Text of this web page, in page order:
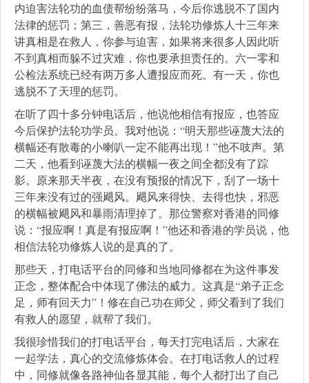
内迫害法轮功的血债帮纷纷落马，今后你逃脱不了国内
法律的惩罚；第三，善恶有报，法轮功修炼人十三年来
讲真相是在救人，你参与迫害，如果将来很多人因此听
不到真相而躲不过灾难，你也要承担责任的。六一零和
公检法系统已经有两万多人遭报应而死。有一天，你也
逃脱不了天理的惩罚。
在听了四十多分钟电话后，他说他相信有报应，也答应
今后保护法轮功学员。我对他说：“明天那些诬蔑大法的
横幅还有散毒的小喇叭一定不能再出现！”他不吱声。第
二天，他看到诬蔑大法的横幅一夜之间全都没有了踪
影。原来那天半夜，在没有预报的情况下，刮了一场十
三年来没有过的强飓风。飓风来得快、去得也快，邪恶
的横幅被飓风和暴雨清理掉了。那位警察对香港的同修
说：“报应啊！真是有报应啊！”他还和香港的学员说，他
相信法轮功修炼人说的是真的了。
那些天，打电话平台的同修和当地同修都在为这件事发
正念，整体配合中体现了佛法的威力。这真是“弟子正念
足，师有回天力”！修在自己功在师父，师父看到了我们
有救人的愿望，就帮了我们。
我很珍惜我们的打电话平台，每天打完电话后，大家在
一起学法，真心的交流修炼体会。在打电话救人的过程
中，同修就像各路神仙各显其能，每个人都打出了自己